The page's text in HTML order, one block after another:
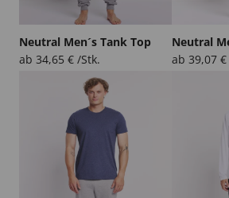
Neutral Men´s Tank Top
ab 34,65 € /Stk.
ab 39,07 €